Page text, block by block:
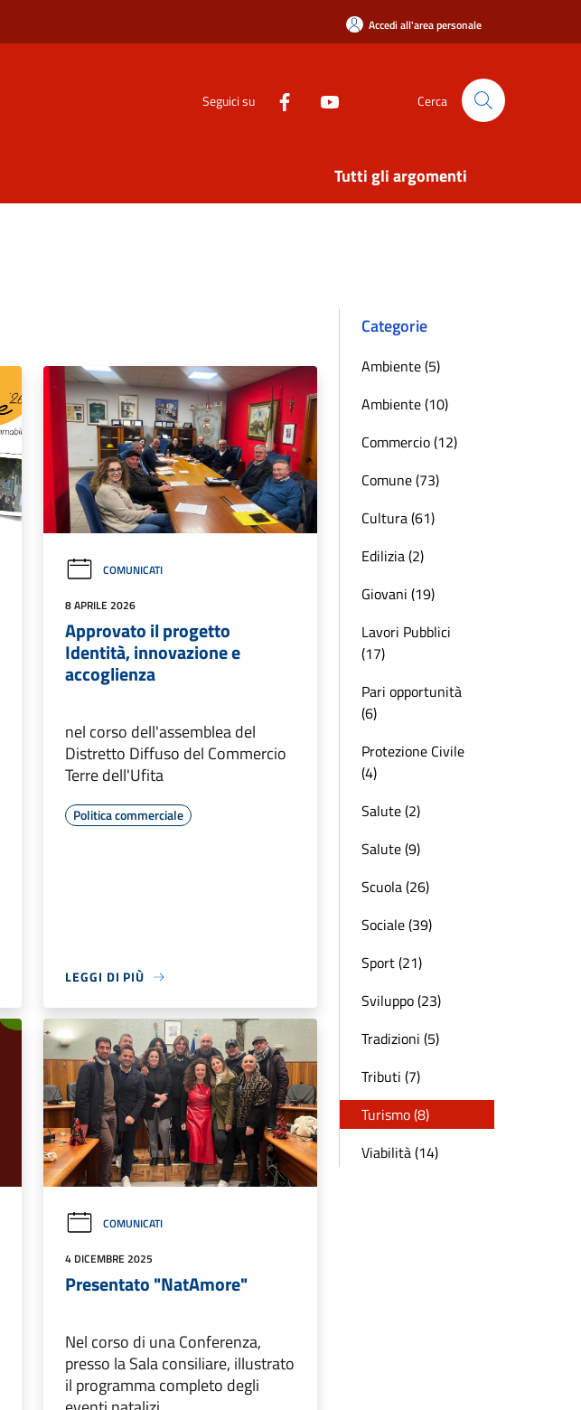
Accedi all'area personale
Seguici su Cerca
Tutti gli argomenti
COMUNICATI
8 APRILE 2026
Approvato il progetto
Identità, innovazione e
accoglienza
nel corso dell'assemblea del
Distretto Diffuso del Commercio
Terre dell'Ufita
Politica commerciale
LEGGI DI PIÙ
COMUNICATI
4 DICEMBRE 2025
Presentato "NatAmore"
Nel corso di una Conferenza,
presso la Sala consiliare, illustrato
il programma completo degli
Categorie
Ambiente (5)
Ambiente (10)
Commercio (12)
Comune (73)
Cultura (61)
Edilizia (2)
Giovani (19)
Lavori Pubblici
(17)
Pari opportunità
(6)
Protezione Civile
(4)
Salute (2)
Salute (9)
Scuola (26)
Sociale (39)
Sport (21)
Sviluppo (23)
Tradizioni (5)
Tributi (7)
Turismo (8)
Viabilità (14)